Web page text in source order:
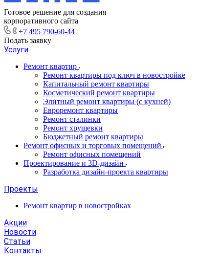
Готовое решение для создания
корпоративного сайта
+7 495 790-60-44
Подать заявку
Услуги
Ремонт квартир
Ремонт квартиры под ключ в новостройке
Капитальный ремонт квартиры
Косметический ремонт квартиры
Элитный ремонт квартиры (с кухней)
Евроремонт квартиры
Ремонт сталинки
Ремонт хрущевки
Бюджетный ремонт квартиры
Ремонт офисных и торговых помещений
Ремонт офисных помещений
Проектирование и 3D-дизайн
Разработка дизайн-проекта квартиры
Проекты
Ремонт квартир в новостройках
Акции
Новости
Статьи
Контакты